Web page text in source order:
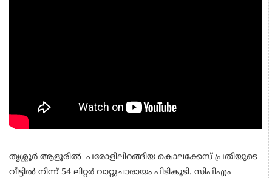
തൃശ്ശൂർ ആളൂരിൽ പരോളിലിറങ്ങിയ കൊലക്കേസ് പ്രതിയുടെ
വീട്ടിൽ നിന്ന് 54 ലിറ്റർ വാറ്റുചാരായം പിടികൂടി. സിപിഎം